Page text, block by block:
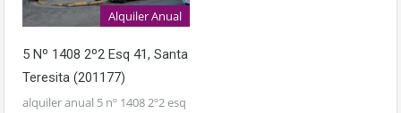
Alquiler Anual
5 Nº 1408 2º2 Esq 41, Santa
Teresita (201177)
alquiler anual 5 nº 1408 2º2 esq